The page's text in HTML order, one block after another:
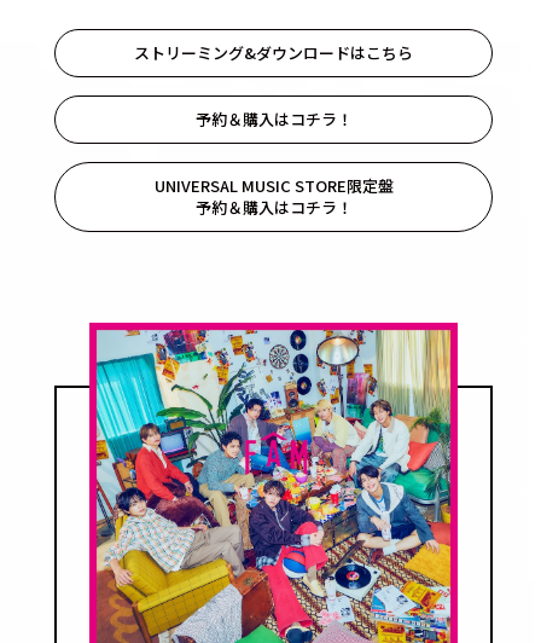
ストリーミング&ダウンロードはこちら
予約＆購入はコチラ！
UNIVERSAL MUSIC STORE限定盤
予約＆購入はコチラ！